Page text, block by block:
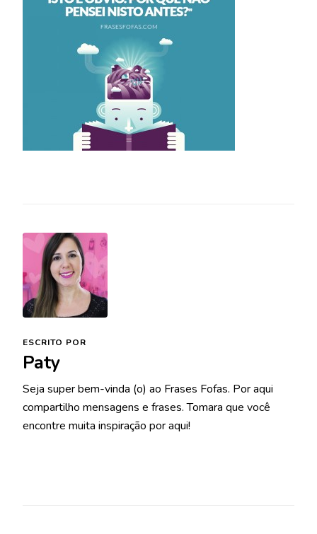
ESCRITO POR
Paty
Seja super bem-vinda (o) ao Frases Fofas. Por aqui
compartilho mensagens e frases. Tomara que você
encontre muita inspiração por aqui!